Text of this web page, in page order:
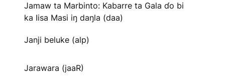
Jamaw ta Marbinto: Kabarre ta Gala ɗo bi
ka Iisa Masi iŋ daŋla (daa)
Janji beluke (alp)
Jarawara (jaaR)